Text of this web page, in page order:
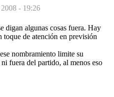
- 19:26
digan algunas cosas fuera. Hay
toque de atención en previsión
nombramiento limite su
fuera del partido, al menos eso